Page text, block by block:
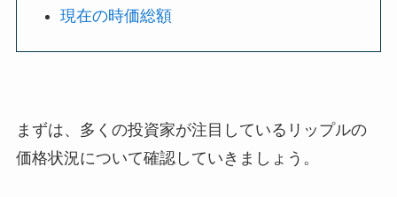
現在の時価総額
まずは、多くの投資家が注目しているリップルの
価格状況について確認していきましょう。